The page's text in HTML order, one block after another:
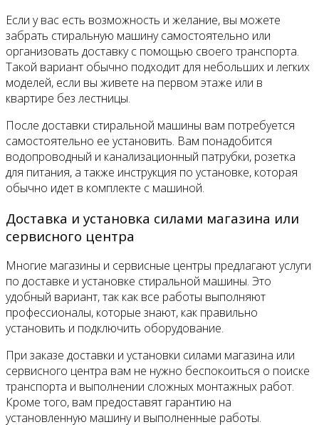
Если у вас есть возможность и желание, вы можете
забрать стиральную машину самостоятельно или
организовать доставку с помощью своего транспорта.
Такой вариант обычно подходит для небольших и легких
моделей, если вы живете на первом этаже или в
квартире без лестницы.
После доставки стиральной машины вам потребуется
самостоятельно ее установить. Вам понадобится
водопроводный и канализационный патрубки, розетка
для питания, а также инструкция по установке, которая
обычно идет в комплекте с машиной.
Доставка и установка силами магазина или
сервисного центра
Многие магазины и сервисные центры предлагают услуги
по доставке и установке стиральной машины. Это
удобный вариант, так как все работы выполняют
профессионалы, которые знают, как правильно
установить и подключить оборудование.
При заказе доставки и установки силами магазина или
сервисного центра вам не нужно беспокоиться о поиске
транспорта и выполнении сложных монтажных работ.
Кроме того, вам предоставят гарантию на
установленную машину и выполненные работы.